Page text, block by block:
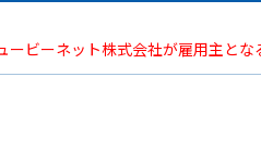
ビーネット株式会社が雇用主とな